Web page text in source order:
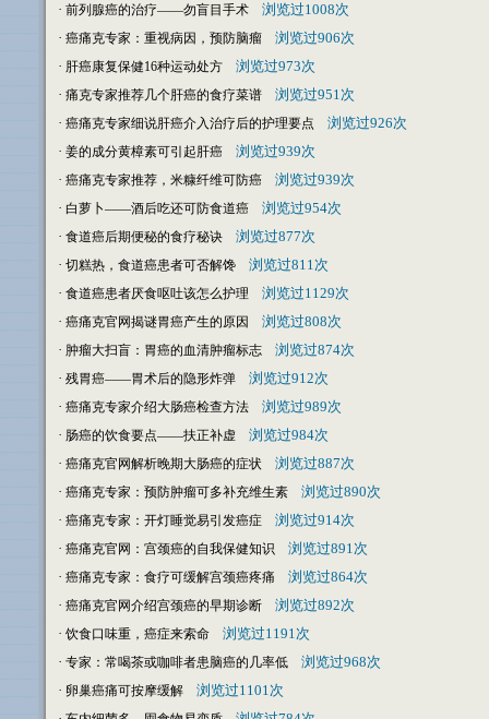
· 前列腺癌的治疗——勿盲目手术
浏览过1008次
· 癌痛克专家：重视病因，预防脑瘤
浏览过906次
· 肝癌康复保健16种运动处方
浏览过973次
· 痛克专家推荐几个肝癌的食疗菜谱
浏览过951次
· 癌痛克专家细说肝癌介入治疗后的护理要点
浏览过926次
· 姜的成分黄樟素可引起肝癌
浏览过939次
· 癌痛克专家推荐，米糠纤维可防癌
浏览过939次
· 白萝卜——酒后吃还可防食道癌
浏览过954次
· 食道癌后期便秘的食疗秘诀
浏览过877次
· 切糕热，食道癌患者可否解馋
浏览过811次
· 食道癌患者厌食呕吐该怎么护理
浏览过1129次
· 癌痛克官网揭谜胃癌产生的原因
浏览过808次
· 肿瘤大扫盲：胃癌的血清肿瘤标志
浏览过874次
· 残胃癌——胃术后的隐形炸弹
浏览过912次
· 癌痛克专家介绍大肠癌检查方法
浏览过989次
· 肠癌的饮食要点——扶正补虚
浏览过984次
· 癌痛克官网解析晚期大肠癌的症状
浏览过887次
· 癌痛克专家：预防肿瘤可多补充维生素
浏览过890次
· 癌痛克专家：开灯睡觉易引发癌症
浏览过914次
· 癌痛克官网：宫颈癌的自我保健知识
浏览过891次
· 癌痛克专家：食疗可缓解宫颈癌疼痛
浏览过864次
· 癌痛克官网介绍宫颈癌的早期诊断
浏览过892次
· 饮食口味重，癌症来索命
浏览过1191次
· 专家：常喝茶或咖啡者患脑癌的几率低
浏览过968次
· 卵巢癌痛可按摩缓解
浏览过1101次